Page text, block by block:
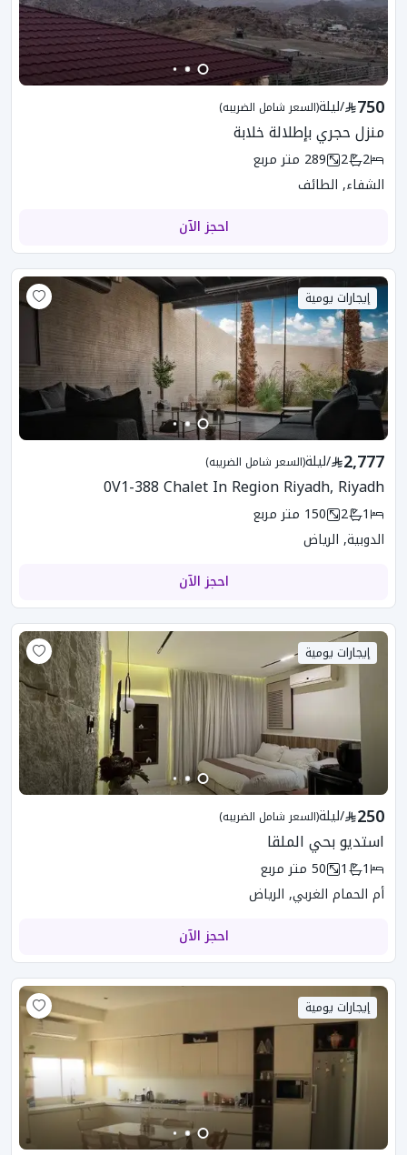
750
/ليلة(السعر شامل الضريبه)
منزل حجري بإطلالة خلابة
2
2
289 متر مربع
الشفاء, الطائف
احجز الآن
إيجارات يومية
2,777
/ليلة(السعر شامل الضريبه)
0V1-388 Chalet In Region Riyadh, Riyadh
1
2
150 متر مربع
الدوبية, الرياض
احجز الآن
إيجارات يومية
250
/ليلة(السعر شامل الضريبه)
استديو بحي الملقا
1
1
50 متر مربع
أم الحمام الغربي, الرياض
احجز الآن
إيجارات يومية